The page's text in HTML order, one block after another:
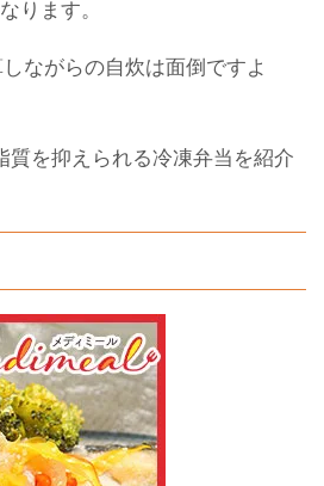
ります。
ながらの自炊は面倒ですよ
質を抑えられる冷凍弁当を紹介